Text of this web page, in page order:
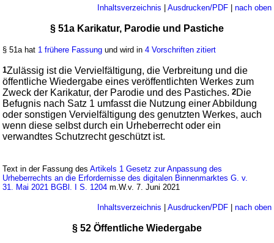
Inhaltsverzeichnis | Ausdrucken/PDF| nach oben
§ 51a Karikatur, Parodie und Pastiche
§ 51a hat 1 frühere Fassung und wird in4 Vorschriften zitiert
1Zulässig ist die Vervielfältigung, die Verbreitung und die
öffentliche Wiedergabe eines veröffentlichten Werkes zum
Zweck der Karikatur, der Parodie und des Pastiches.2Die
Befugnis nach Satz 1 umfasst die Nutzung einer Abbildung
oder sonstigen Vervielfältigung des genutzten Werkes, auch
wenn diese selbst durch ein Urheberrecht oder ein
verwandtes Schutzrecht geschützt ist.
Text in der Fassung desArtikels 1 Gesetz zur Anpassung des
Urheberrechts an die Erfordernisse des digitalen Binnenmarktes G. v.
31. Mai 2021 BGBl. I S. 1204 m.W.v. 7. Juni 2021
Inhaltsverzeichnis | Ausdrucken/PDF| nach oben
§ 52 Öffentliche Wiedergabe